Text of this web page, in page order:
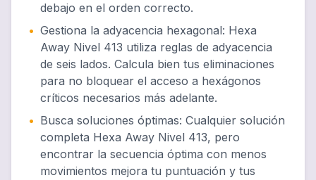
debajo en el orden correcto.
• Gestiona la adyacencia hexagonal: Hexa
Away Nivel 413 utiliza reglas de adyacencia
de seis lados. Calcula bien tus eliminaciones
para no bloquear el acceso a hexágonos
críticos necesarios más adelante.
• Busca soluciones óptimas: Cualquier solución
completa Hexa Away Nivel 413, pero
encontrar la secuencia óptima con menos
movimientos mejora tu puntuación y tus